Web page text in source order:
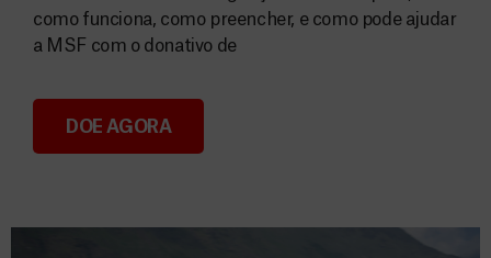
Consignação do IRS 2026
como funciona, como preencher, e como pode ajudar
a MSF com o donativo de
DOE AGORA